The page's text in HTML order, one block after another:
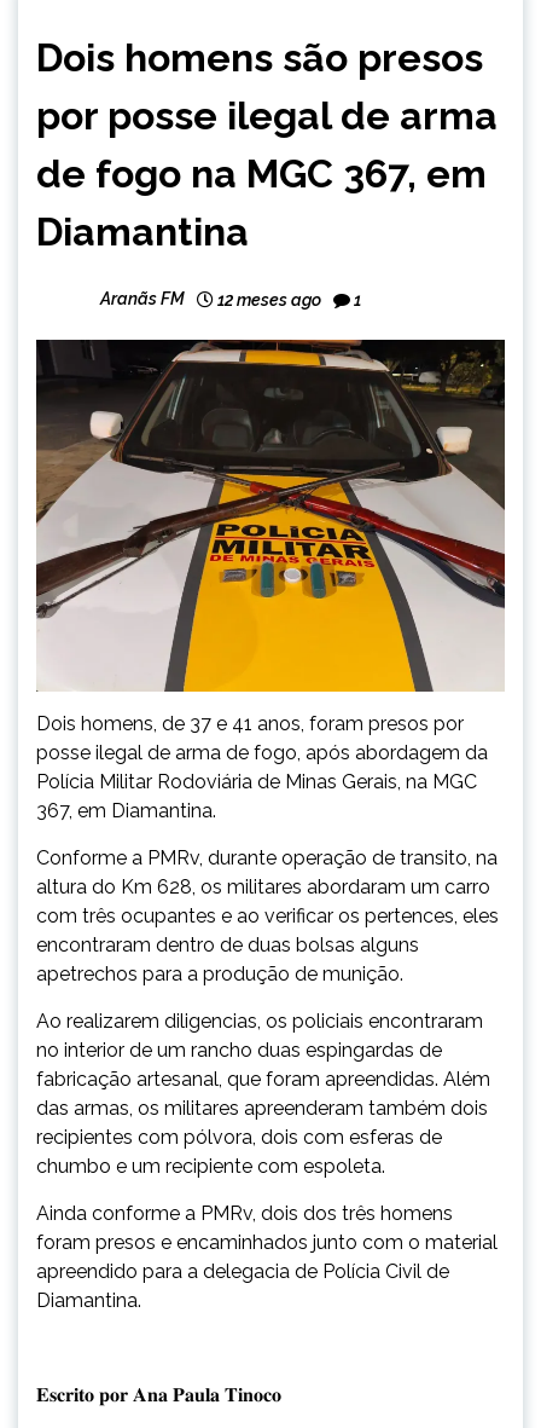
GERAIS
Dois homens são presos
por posse ilegal de arma
de fogo na MGC 367, em
Diamantina
Aranãs FM 12 meses ago 1
Dois homens, de 37 e 41 anos, foram presos por
posse ilegal de arma de fogo, após abordagem da
Polícia Militar Rodoviária de Minas Gerais, na MGC
367, em Diamantina.
Conforme a PMRv, durante operação de transito, na
altura do Km 628, os militares abordaram um carro
com três ocupantes e ao verificar os pertences, eles
encontraram dentro de duas bolsas alguns
apetrechos para a produção de munição.
Ao realizarem diligencias, os policiais encontraram
no interior de um rancho duas espingardas de
fabricação artesanal, que foram apreendidas. Além
das armas, os militares apreenderam também dois
recipientes com pólvora, dois com esferas de
chumbo e um recipiente com espoleta.
Ainda conforme a PMRv, dois dos três homens
foram presos e encaminhados junto com o material
apreendido para a delegacia de Polícia Civil de
Diamantina.
𝐄𝐬𝐜𝐫𝐢𝐭𝐨 𝐩𝐨𝐫 𝐀𝐧𝐚 𝐏𝐚𝐮𝐥𝐚 𝐓𝐢𝐧𝐨𝐜𝐨